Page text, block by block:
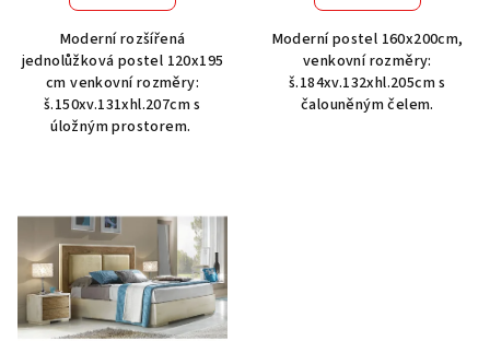
Moderní rozšířená
jednolůžková postel 120x195
cm venkovní rozměry:
š.150xv.131xhl.207cm s
úložným prostorem.
Moderní postel 160x200cm,
venkovní rozměry:
š.184xv.132xhl.205cm s
čalouněným čelem.